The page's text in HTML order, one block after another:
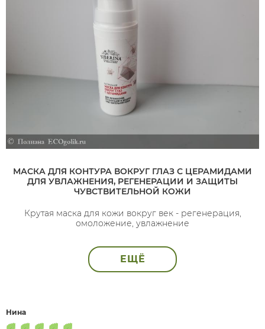
МАСКА ДЛЯ КОНТУРА ВОКРУГ ГЛАЗ С ЦЕРАМИДАМИ
ДЛЯ УВЛАЖНЕНИЯ, РЕГЕНЕРАЦИИ И ЗАЩИТЫ
ЧУВСТВИТЕЛЬНОЙ КОЖИ
Крутая маска для кожи вокруг век - регенерация,
омоложение, увлажнение
ЕЩЁ
Нина